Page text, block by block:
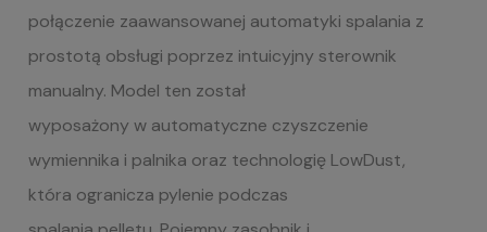
połączenie zaawansowanej automatyki spalania z
prostotą obsługi poprzez intuicyjny sterownik
manualny. Model ten został
wyposażony w automatyczne czyszczenie
wymiennika i palnika oraz technologię LowDust,
która ogranicza pylenie podczas